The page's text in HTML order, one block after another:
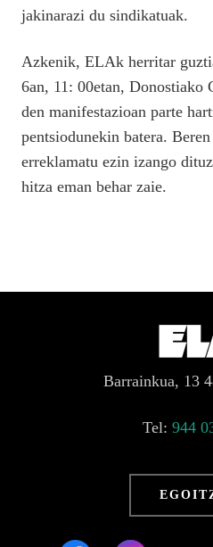
jakinarazi du sindikatuak.
Azkenik, ELAk herritar
6an, 11: 00etan, Donostiako
den manifestazioan parte
pentsiodunekin batera.
erreklamatu ezin izango
hitza eman behar zaie.
Barrainkua, 13
Tel: 944